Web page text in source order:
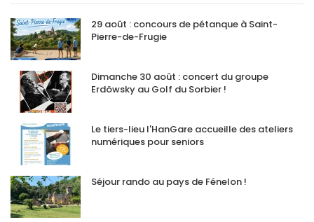
29 août : concours de pétanque à Saint-
Pierre-de-Frugie
Dimanche 30 août : concert du groupe
Erdöwsky au Golf du Sorbier !
Le tiers-lieu l'HanGare accueille des ateliers
numériques pour seniors
Séjour rando au pays de Fénelon !